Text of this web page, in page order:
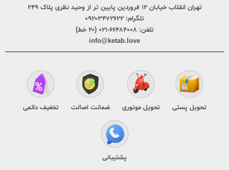
تهران انقلاب خیابان ۱۲ فروردین پایین تر از وحید نظری پلاک ۲۴۹
تلگرام: ۰۹۲۰۳۴۷۲۶۲۲
تلفن: ۶۶۴۸۴۰۰۸-۰۲۱ (۲۰ خط)
info@ketab.love
تحویل پستی تحویل موتوری ضمانت اصالت تخفیف دائمی
پشتیبانی